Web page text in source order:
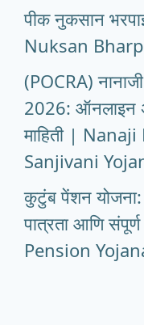
पीक नुकसान
Nuksan
(POCRA)
2026: ऑनलाइन
माहिती |
Sanjivani
कुटुंब पेंशन
पात्रता आणि
Pension